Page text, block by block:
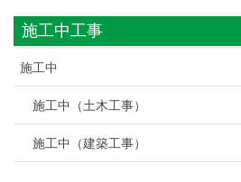
施工中工事
施工中
施工中（土木工事）
施工中（建築工事）